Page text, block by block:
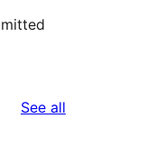
See all